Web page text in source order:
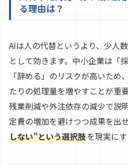
る理由は？
AIは人の代替というより、少人
として効きます。中小企業は「
「辞める」のリスクが高いため
たりの処理量を増やすことが重
残業削減や外注依存の減少で説
定費の増加を避けつつ成果を出
しない”という選択肢を現実にす